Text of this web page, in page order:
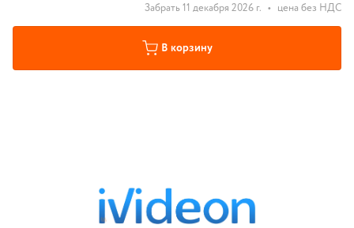
Забрать 11 декабря 2026 г. • цена без НДС
В корзину